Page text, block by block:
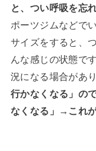
と、つい呼吸を忘
ポーツジムなどで
サイズをすると、
んな感じの状態で
況になる場合があり
行かなくなる」の
なくなる」→これ